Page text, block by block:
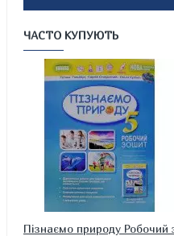
ЧАСТО КУПУЮТЬ
Пізнаємо природу Робочий